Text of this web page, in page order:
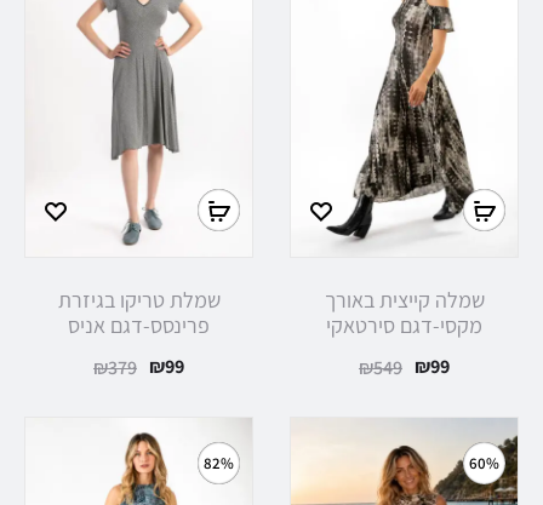
שמלה קייצית באורך
מקסי-דגם סירטאקי
₪549 ₪99
שמלת טריקו בגיזרת
פרינסס-דגם אניס
₪379 ₪99
60%
82%